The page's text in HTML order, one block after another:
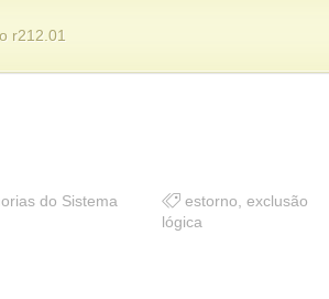
r212.01
do Sistema estorno exclusão
lógica